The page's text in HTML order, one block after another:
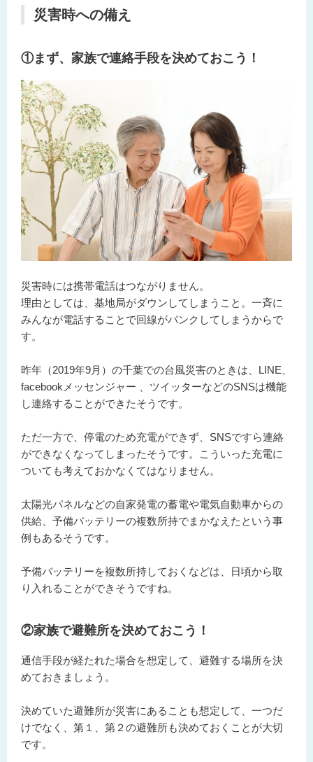
災害時への備え
①まず、家族で連絡手段を決めておこう！
災害時には携帯電話はつながりません。
理由としては、基地局がダウンしてしまうこと。一斉に
みんなが電話することで回線がパンクしてしまうからで
す。
昨年（2019年9月）の千葉での台風災害のときは、LINE、
facebookメッセンジャー 、ツイッターなどのSNSは機能
し連絡することができたそうです。
ただ一方で、停電のため充電ができず、SNSですら連絡
ができなくなってしまったそうです。こういった充電に
ついても考えておかなくてはなりません。
太陽光パネルなどの自家発電の蓄電や電気自動車からの
供給、予備バッテリーの複数所持でまかなえたという事
例もあるそうです。
予備バッテリーを複数所持しておくなどは、日頃から取
り入れることができそうですね。
②家族で避難所を決めておこう！
通信手段が経たれた場合を想定して、避難する場所を決
めておきましょう。
決めていた避難所が災害にあることも想定して、一つだ
けでなく、第１、第２の避難所も決めておくことが大切
です。